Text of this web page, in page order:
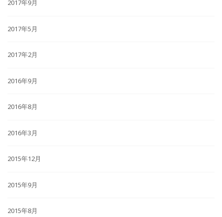
2017年9月
2017年5月
2017年2月
2016年9月
2016年8月
2016年3月
2015年12月
2015年9月
2015年8月